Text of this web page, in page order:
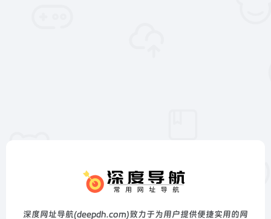
深度网址导航(deepdh.com)致力于为用户提供便捷实用的网